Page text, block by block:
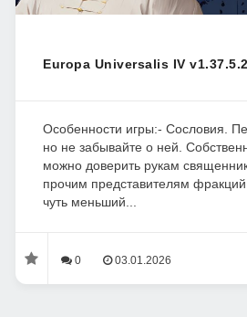
Europa Universalis IV v1.37.5.2
Особенности игры:- Сословия.
но не забывайте о ней.
можно доверить рукам
прочим представителям
чуть меньший...
0 03.01.2026